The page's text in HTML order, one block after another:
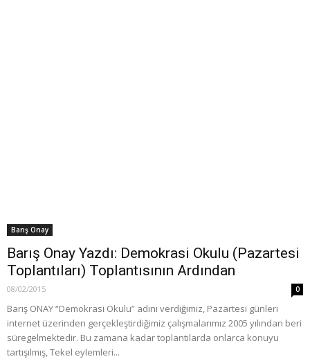
Barış Onay
Barış Onay Yazdı: Demokrasi Okulu (Pazartesi
Toplantıları) Toplantısının Ardından
08/02/2015 0
Barış ONAY “Demokrasi Okulu” adını verdiğimiz, Pazartesi günleri
internet üzerinden gerçekleştirdiğimiz çalışmalarımız 2005 yılından beri
süregelmektedir. Bu zamana kadar toplantılarda onlarca konuyu
tartışılmış, Tekel eylemleri...